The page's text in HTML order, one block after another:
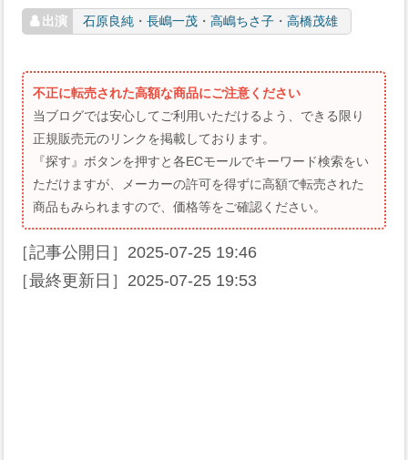
石原良純・ 長嶋一茂・ 高嶋ちさ子・ 高橋茂雄
不正に転売された高額な商品にご注意ください
当ブログでは安心してご利用いただけるよう、できる限り
正規販売元のリンクを掲載しております。
『探す』ボタンを押すと各ECモールでキーワード検索をい
ただけますが、メーカーの許可を得ずに高額で転売された
商品もみられますので、価格等をご確認ください。
［記事公開日］ 2025-07-25 19:46
［最終更新日］ 2025-07-25 19:53